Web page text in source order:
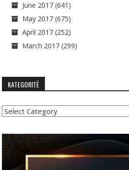
June 2017 (641)
May 2017 (675)
April 2017 (252)
March 2017 (299)
KATEGORITË
Kategoritë